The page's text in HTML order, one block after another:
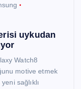
uykudan
Watch8
motive etmek
sağlıklı